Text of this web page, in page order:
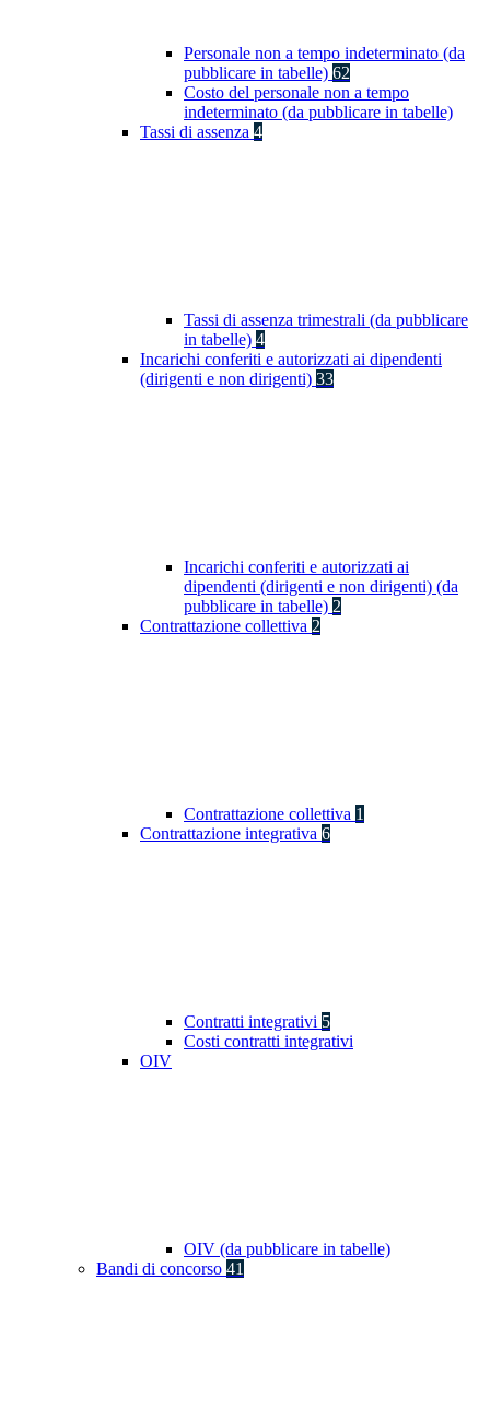
Personale non a tempo indeterminato (da
pubblicare in tabelle) 62
Costo del personale non a tempo
indeterminato (da pubblicare in tabelle)
Tassi di assenza 4
Tassi di assenza trimestrali (da pubblicare
in tabelle) 4
Incarichi conferiti e autorizzati ai dipendenti
(dirigenti e non dirigenti) 33
Incarichi conferiti e autorizzati ai
dipendenti (dirigenti e non dirigenti) (da
pubblicare in tabelle) 2
Contrattazione collettiva 2
Contrattazione collettiva 1
Contrattazione integrativa 6
Contratti integrativi 5
Costi contratti integrativi
OIV
OIV (da pubblicare in tabelle)
Bandi di concorso 41